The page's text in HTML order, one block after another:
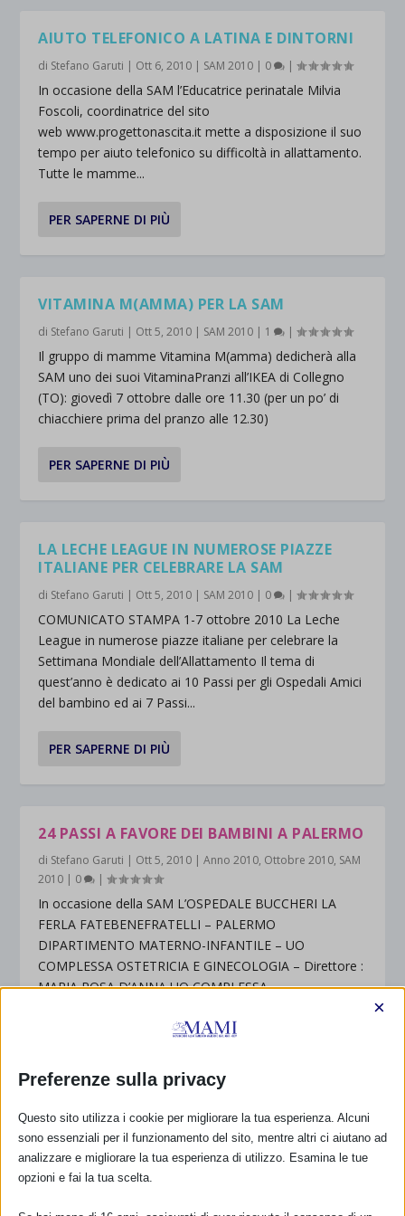
AIUTO TELEFONICO A LATINA E DINTORNI
di Stefano Garuti | Ott 6, 2010 | SAM 2010 | 0 |
In occasione della SAM l’Educatrice perinatale Milvia
Foscoli, coordinatrice del sito
web www.progettonascita.it mette a disposizione il suo
tempo per aiuto telefonico su difficoltà in allattamento.
Tutte le mamme...
PER SAPERNE DI PIÙ
VITAMINA M(AMMA) PER LA SAM
di Stefano Garuti | Ott 5, 2010 | SAM 2010 | 1 |
Il gruppo di mamme Vitamina M(amma) dedicherà alla
SAM uno dei suoi VitaminaPranzi all’IKEA di Collegno
(TO): giovedì 7 ottobre dalle ore 11.30 (per un po’ di
chiacchiere prima del pranzo alle 12.30)
PER SAPERNE DI PIÙ
LA LECHE LEAGUE IN NUMEROSE PIAZZE
ITALIANE PER CELEBRARE LA SAM
di Stefano Garuti | Ott 5, 2010 | SAM 2010 | 0 |
COMUNICATO STAMPA 1-7 ottobre 2010 La Leche
League in numerose piazze italiane per celebrare la
Settimana Mondiale dell’Allattamento Il tema di
quest’anno è dedicato ai 10 Passi per gli Ospedali Amici
del bambino ed ai 7 Passi...
PER SAPERNE DI PIÙ
24 PASSI A FAVORE DEI BAMBINI A PALERMO
di Stefano Garuti | Ott 5, 2010 |Anno 2010, Ottobre 2010, SAM
2010 | 0 |
In occasione della SAM L’OSPEDALE BUCCHERI LA
FERLA FATEBENEFRATELLI – PALERMO
DIPARTIMENTO MATERNO-INFANTILE – UO
COMPLESSA OSTETRICIA E GINECOLOGIA – Direttore :
MARIA ROSA D’ANNA UO COMPLESSA...
“IL LATTE DI MAMMA NON SI SCORDA MAI”
diStefano Garuti|Ott 5, 2010|SAM 2010 |10 |
“Il latte di mamma non si scorda mai” CONVEGNO
Piazza Martiri SABATO 2 OTTOBRE 2010 ORE 14.15 Il
Preferenze sulla privacy
×
Questo sito utilizza i cookie per migliorare la tua esperienza. Alcuni
sono essenziali per il funzionamento del sito, mentre altri ci aiutano ad
analizzare e migliorare la tua esperienza di utilizzo. Esamina le tue
opzioni e fai la tua scelta.